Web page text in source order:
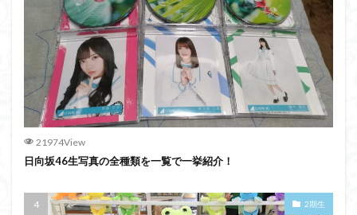
21974View
日向坂46生写真の全種類を一覧で一挙紹介！
2期生